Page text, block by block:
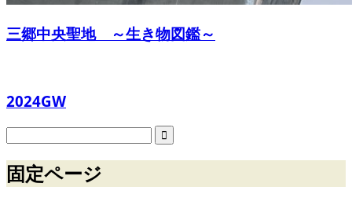
三郷中央聖地 ～生き物図鑑～
2024GW
固定ページ